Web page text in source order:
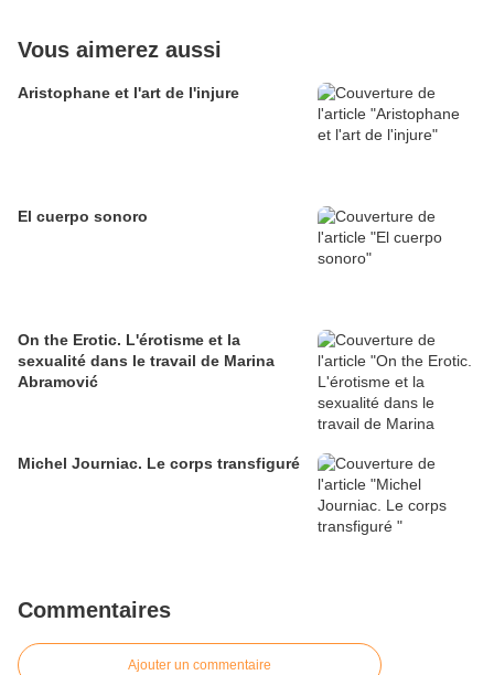
Vous aimerez aussi
Aristophane et l'art de l'injure
El cuerpo sonoro
On the Erotic. L'érotisme et la
sexualité dans le travail de Marina
Abramović
Michel Journiac. Le corps transfiguré
Commentaires
Ajouter un commentaire